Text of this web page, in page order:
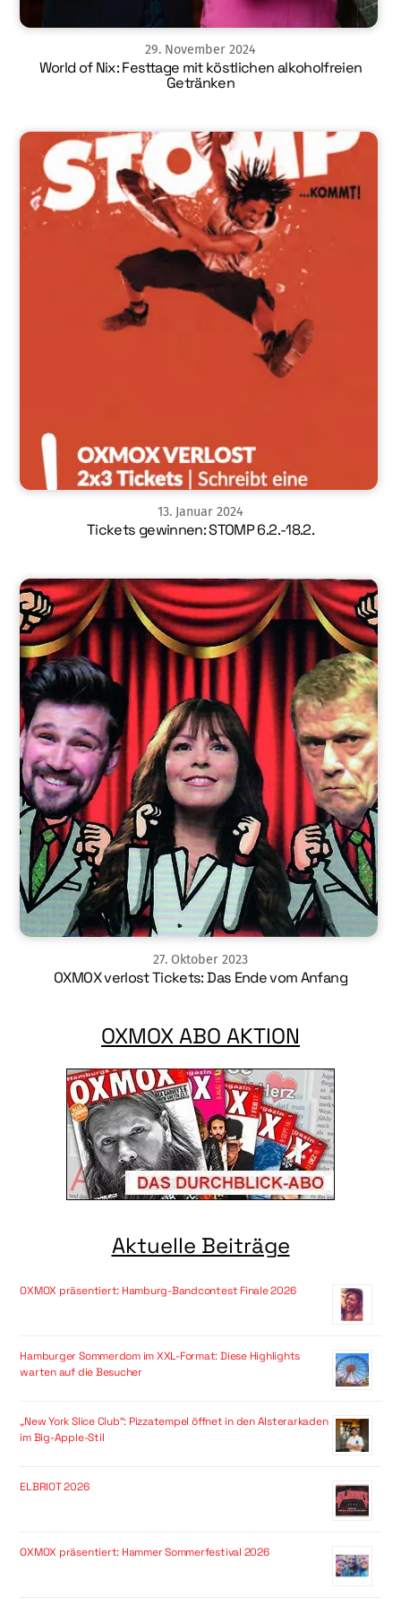
29. November 2024
World of Nix: Festtage mit köstlichen alkoholfreien
Getränken
13. Januar 2024
Tickets gewinnen: STOMP 6.2.-18.2.
27. Oktober 2023
OXMOX verlost Tickets: Das Ende vom Anfang
OXMOX ABO AKTION
Aktuelle Beiträge
OXMOX präsentiert: Hamburg-Bandcontest Finale 2026
Hamburger Sommerdom im XXL-Format: Diese Highlights
warten auf die Besucher
„New York Slice Club“: Pizzatempel öffnet in den Alsterarkaden
im Big-Apple-Stil
ELBRIOT 2026
OXMOX präsentiert: Hammer Sommerfestival 2026